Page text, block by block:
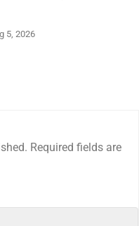
5, 2026
Required fields are